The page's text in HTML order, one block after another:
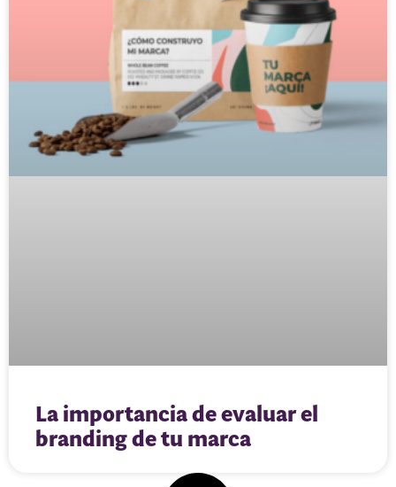
La importancia de evaluar el
branding de tu marca